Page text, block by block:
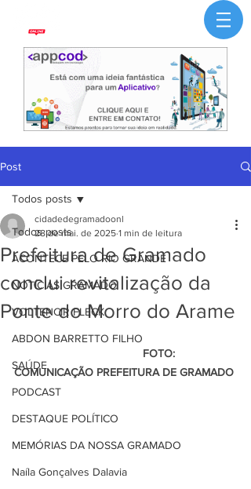
Post
Todos posts
ACONTECE PELO RIO GRANDE
NOTÍCIAS GRAMADO
VOLTENCIR FLECK
ABDON BARRETTO FILHO
SAÚDE
PODCAST
DESTAQUE POLÍTICO
MEMÓRIAS DA NOSSA GRAMADO
Naíla Gonçalves Dalavia
Todos posts
Prefeitura de Gramado
conclui revitalização da
Ponte do Morro do Arame
cidadedegramadoonl
28 de mai. de 2025 1 min de leitura
COMUNICAÇÃO PREFEITURA DE GRAMADO